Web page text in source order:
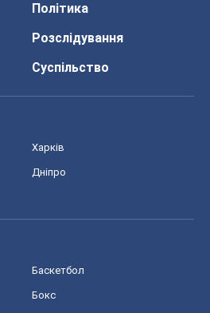
Політика
Розслідування
Суспільство
Харків
Дніпро
Баскетбол
Бокс